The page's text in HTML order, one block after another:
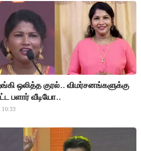
ஒலித்த குரல்.. விமர்சனங்களுக்கு
பளார் வீடியோ..